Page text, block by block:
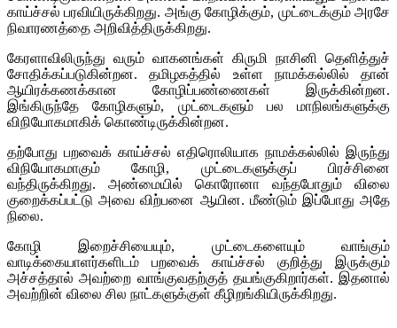
காய்ச்சல் பரவியிருக்கிறது. அங்கு கோழிக்கும், முட்டைக்கும் அரசே
நிவாரணத்தை அறிவித்திருக்கிறது.
கேரளாவிலிருந்து வரும் வாகனங்கள் கிருமி நாசினி தெளித்துச்
சோதிக்கப்படுகின்றன. தமிழகத்தில் உள்ள நாமக்கல்லில் தான்
ஆயிரக்கணக்கான கோழிப்பண்ணைகள் இருக்கின்றன.
இங்கிருந்தே கோழிகளும், முட்டைகளும் பல மாநிலங்களுக்கு
விநியோகமாகிக் கொண்டிருக்கின்றன.
தற்போது பறவைக் காய்ச்சல் எதிரொலியாக நாமக்கல்லில் இருந்து
விநியோகமாகும் கோழி, முட்டைகளுக்குப் பிரச்சினை
வந்திருக்கிறது. அண்மையில் கொரோனா வந்தபோதும் விலை
குறைக்கப்பட்டு அவை விற்பனை ஆயின. மீண்டும் இப்போது அதே
நிலை.
கோழி இறைச்சியையும், முட்டைகளையும் வாங்கும்
வாடிக்கையாளர்களிடம் பறவைக் காய்ச்சல் குறித்து இருக்கும்
அச்சத்தால் அவற்றை வாங்குவதற்குத் தயங்குகிறார்கள். இதனால்
அவற்றின் விலை சில நாட்களுக்குள் கீழிறங்கியிருக்கிறது.